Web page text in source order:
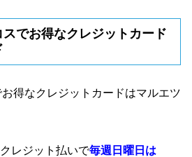
でお得なクレジットカード
得なクレジットカードはマルエツ
レジット払いで毎週日曜日は